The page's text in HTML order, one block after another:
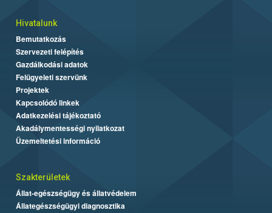
Hivatalunk
Bemutatkozás
Szervezeti felépítés
Gazdálkodási adatok
Felügyeleti szervünk
Projektek
Kapcsolódó linkek
Adatkezelési tájékoztató
Akadálymentességi nyilatkozat
Üzemeltetési információ
Szakterületek
Állat-egészségügy és állatvédelem
Állategészségügyi diagnosztika